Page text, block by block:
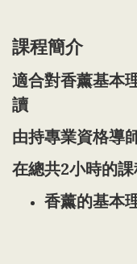
課程簡介
適合對香薰基本
讀
由持專業資格導
在總共2小時的
香薰的基本